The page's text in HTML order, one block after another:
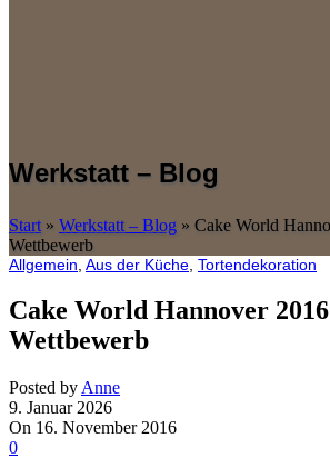
Werkstatt – Blog
Start » Werkstatt – Blog » Cake World
Wettbewerb
Allgemein Aus der Küche Tortendekoration
Cake World Hannover
Wettbewerb
Posted by Anne
9. Januar 2026
On 16. November 2016
0